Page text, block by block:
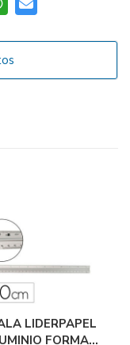
LIDERPAPEL
FORMA